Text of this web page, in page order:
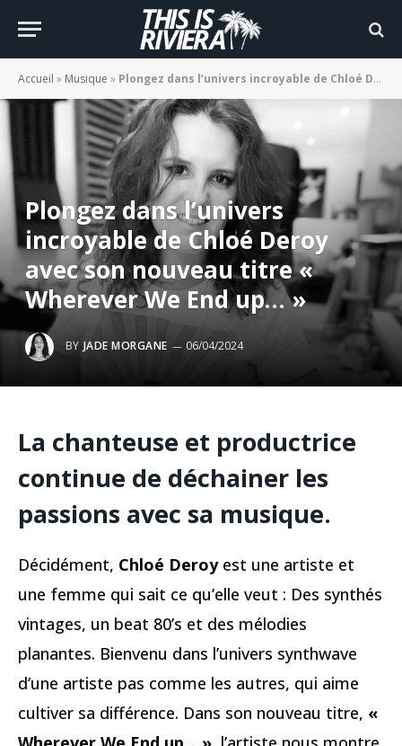
Accueil » Musique » Plongez dans l’univers incroyable de Chloé Deroy avec son nouveau titre « Wherever We End up… »
Plongez dans l’univers
incroyable de Chloé Deroy
avec son nouveau titre «
Wherever We End up… »
BY JADE MORGANE 06/04/2024
La chanteuse et productrice
continue de déchainer les
passions avec sa musique.
Décidément, Chloé Deroyest une artiste et
une femme qui sait ce qu’elle veut : Des synthés
vintages, un beat 80’s et des mélodies
planantes. Bienvenu dans l’univers synthwave
d’une artiste pas comme les autres, qui aime
cultiver sa différence. Dans son nouveau titre, «